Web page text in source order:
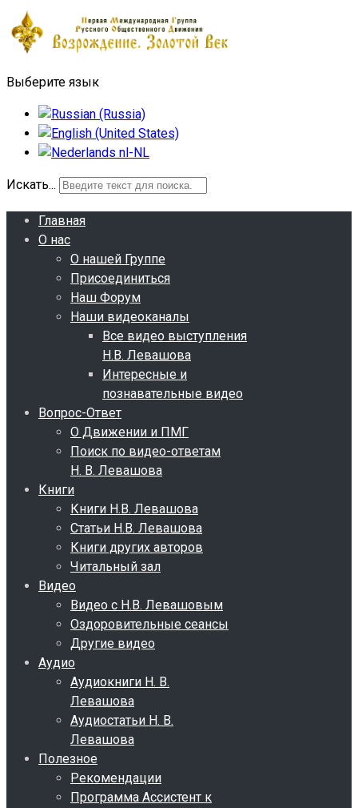
Выберите язык
Искать...
Главная
О нас
О нашей Группе
Присоединиться
Наш Форум
Наши видеоканалы
Все видео выступления
Н.В. Левашова
Интересные и
познавательные видео
Вопрос-Ответ
О Движении и ПМГ
Поиск по видео-ответам
Н. В. Левашова
Книги
Книги Н.В. Левашова
Статьи Н.В. Левашова
Книги других авторов
Читальный зал
Видео
Видео с Н.В. Левашовым
Оздоровительные сеансы
Другие видео
Аудио
Аудиокниги Н. В.
Левашова
Аудиостатьи Н. В.
Левашова
Полезное
Рекомендации
Программа Ассистент к